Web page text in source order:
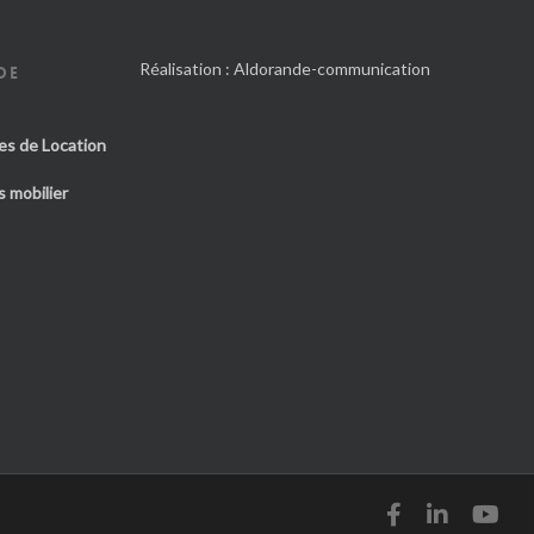
de Location
mobilier
Réalisation :Aldorande-communication